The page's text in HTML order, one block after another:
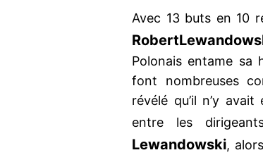
Avec 13 buts en 10
Robert
Polonais entame sa
font nombreuses
révélé qu’il n’y avait
entre les
Lewandowski,